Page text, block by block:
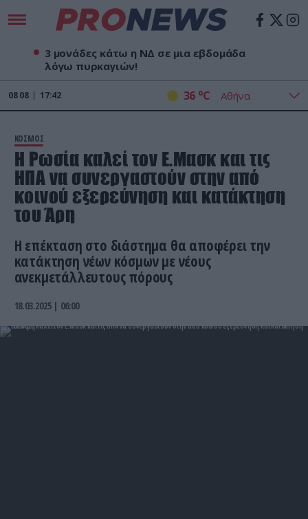
3 μονάδες κάτω η ΝΔ σε μια εβδομάδα
λόγω πυρκαγιών!
08 08 17:42 36 oC
ΚΟΣΜΟΣ
Η Ρωσία καλεί τον Ε.Μασκ και τις
ΗΠΑ να συνεργαστούν στην από
κοινού εξερεύνηση και κατάκτηση
του Άρη
Η επέκταση στο διάστημα θα αποφέρει την
κατάκτηση νέων κόσμων με νέους
ανεκμετάλλευτους πόρους
18.03.2025 | 06:00